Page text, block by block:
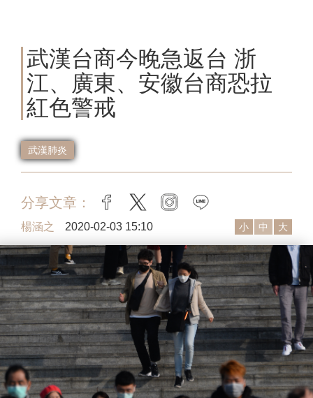
武漢台商今晚急返台 浙
江、廣東、安徽台商恐拉
紅色警戒
武漢肺炎
分享文章： facebook
twitter instagram
楊涵之 2020-02-03 15:10 小 中 大